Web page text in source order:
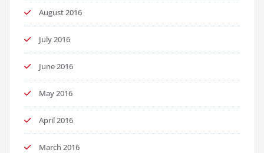
August 2016
July 2016
June 2016
May 2016
April 2016
March 2016